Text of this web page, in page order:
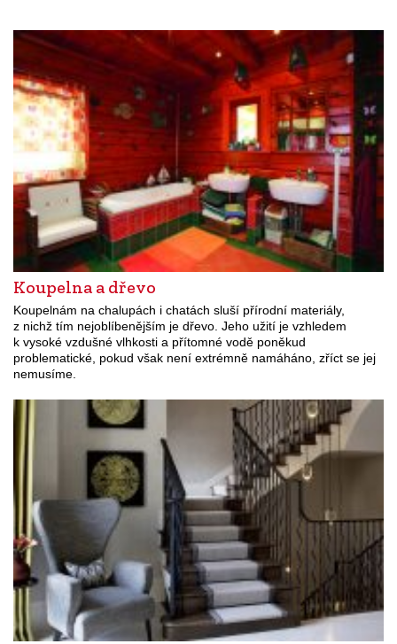
Koupelna a dřevo
Koupelnám na chalupách i chatách sluší přírodní materiály,
z nichž tím nejoblíbenějším je dřevo. Jeho užití je vzhledem
k vysoké vzdušné vlhkosti a přítomné vodě poněkud
problematické, pokud však není extrémně namáháno, zříct se jej
nemusíme.